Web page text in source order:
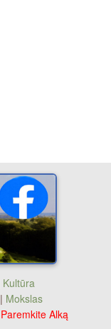
Kultūra
| Mokslas
Paremkite Alką